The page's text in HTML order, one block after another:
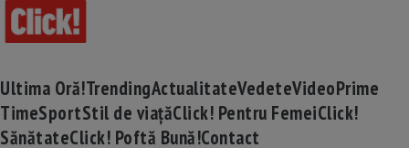
Ultima Oră!TrendingActualitateVedeteVideoPrime
TimeSportStil de viațăClick! Pentru FemeiClick!
SănătateClick! Poftă Bună!Contact